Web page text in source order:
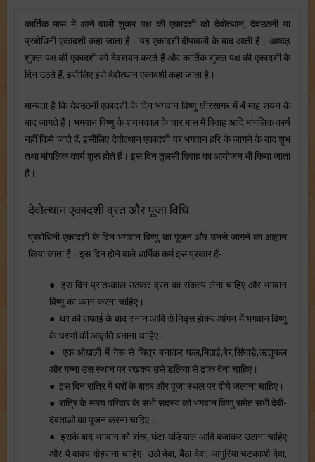
कार्तिक मास में आने वाली शुक्ल पक्ष की एकादशी को देवोत्थान, देवउठनी या
प्रबोधिनी एकादशी कहा जाता है। यह एकादशी दीपावली के बाद आती है। आषाढ़
शुक्ल पक्ष की एकादशी को देवशयन करते हैं और कार्तिक शुक्ल पक्ष की एकादशी के
दिन उठते हैं, इसीलिए इसे देवोत्थान एकादशी कहा जाता है।
मान्यता है कि देवउठनी एकादशी के दिन भगवान विष्णु क्षीरसागर में 4 माह शयन के
बाद जागते हैं। भगवान विष्णु के शयनकाल के चार मास में विवाह आदि मांगलिक कार्य
नहीं किये जाते हैं, इसीलिए देवोत्थान एकादशी पर भगवान हरि के जागने के बाद शुभ
तथा मांगलिक कार्य शुरू होते हैं। इस दिन तुलसी विवाह का आयोजन भी किया जाता
है।
देवोत्थान एकादशी व्रत और पूजा विधि
प्रबोधिनी एकादशी के दिन भगवान विष्णु का पूजन और उनसे जागने का आह्वान
किया जाता है। इस दिन होने वाले धार्मिक कर्म इस प्रकार हैं-
● इस दिन प्रातःकाल उठकर व्रत का संकल्प लेना चाहिए और भगवान
विष्णु का ध्यान करना चाहिए।
● घर की सफाई के बाद स्नान आदि से निवृत्त होकर आंगन में भगवान विष्णु
के चरणों की आकृति बनाना चाहिए।
● एक ओखली में गेरू से चित्र बनाकर फल,मिठाई,बेर,सिंघाड़े,ऋतुफल
और गन्ना उस स्थान पर रखकर उसे डलिया से ढांक देना चाहिए।
● इस दिन रात्रि में घरों के बाहर और पूजा स्थल पर दीये जलाना चाहिए।
● रात्रि के समय परिवार के सभी सदस्य को भगवान विष्णु समेत सभी देवी-
देवताओं का पूजन करना चाहिए।
● इसके बाद भगवान को शंख, घंटा-घड़ियाल आदि बजाकर उठाना चाहिए
और ये वाक्य दोहराना चाहिए- उठो देवा, बैठा देवा, आंगुरिया चटकाओ देवा,